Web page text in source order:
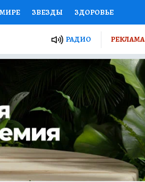
ЗВЕЗДЫ ЗДОРОВЬЕ
ПРОЕКТЫ РОССИИ
СЕКРЕТЫ ПУТЕВОДИТЕЛЬ
ДЕФИЦИТ ЖЕЛЕЗА ТУРИЗМ
ГИД ПОТРЕБИТЕЛЯ РЕКЛАМА
РАДИО РЕКЛАМА